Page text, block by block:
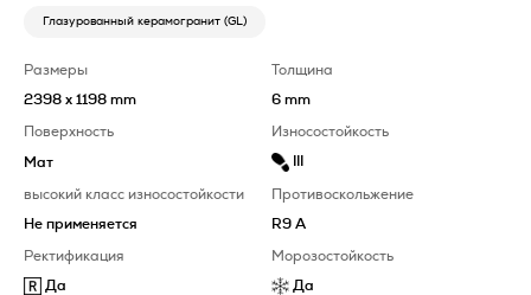
Глазурованный керамогранит (GL)
Размеры
2398 x 1198 mm
Толщина
6 mm
Поверхность
Мат
Износостойкость
высокий класс износостойкости
Не применяется
Противоскольжение
R9 A
Ректификация
Да
Морозостойкость
Да